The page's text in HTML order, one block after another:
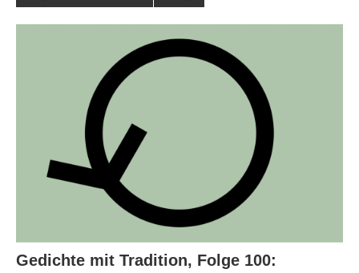
Gedichte mit Tradition, Folge 100: